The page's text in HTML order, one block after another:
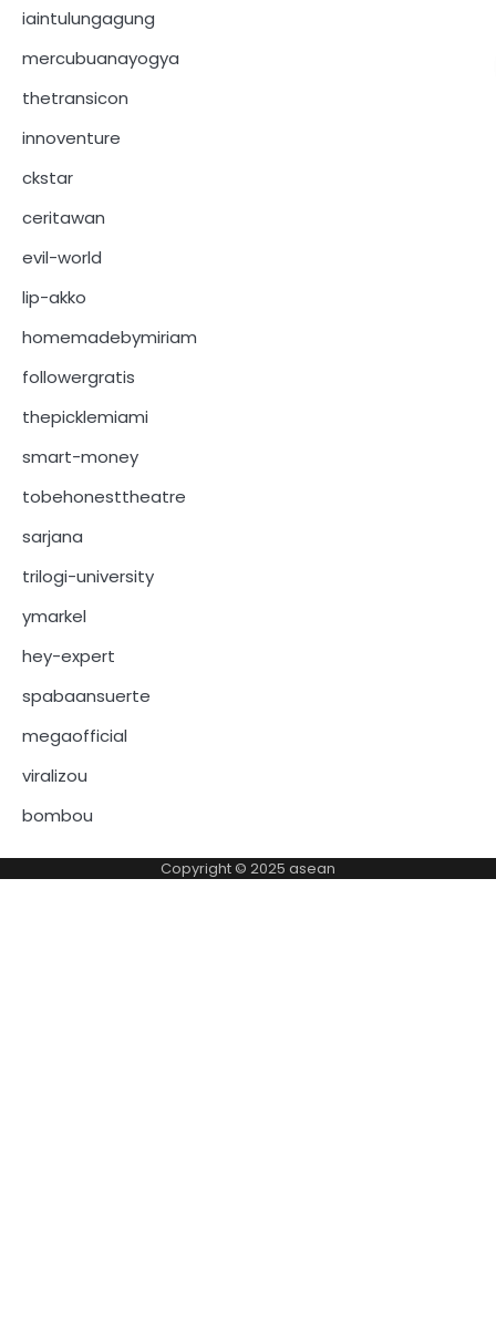
iaintulungagung
mercubuanayogya
thetransicon
innoventure
ckstar
ceritawan
evil-world
lip-akko
homemadebymiriam
followergratis
thepicklemiami
smart-money
tobehonesttheatre
sarjana
trilogi-university
ymarkel
hey-expert
spabaansuerte
megaofficial
viralizou
bombou
Copyright © 2025 asean